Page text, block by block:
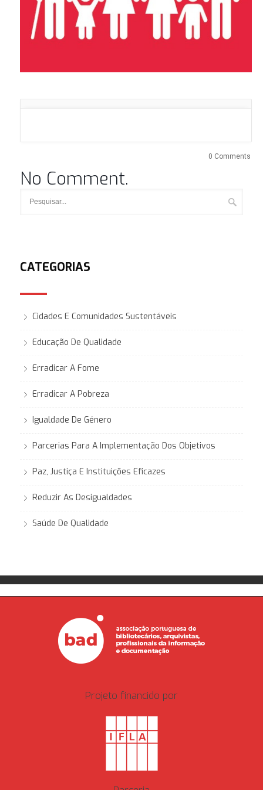
0 Comments
No Comment.
CATEGORIAS
Cidades E Comunidades Sustentáveis
Educação De Qualidade
Erradicar A Fome
Erradicar A Pobreza
Igualdade De Género
Parcerias Para A Implementação Dos Objetivos
Paz, Justiça E Instituições Eficazes
Reduzir As Desigualdades
Saúde De Qualidade
Projeto financido por